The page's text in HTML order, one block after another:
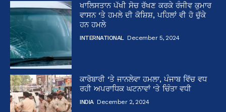
ਖਾਲਿਸਤਾਨ ਪੱਖੀ ਸੋਚ ਰੱਖਣ ਕਰਕੇ ਰੰਜੀਵ ਕੁਮਾਰ
ਵਾਸਨ ‘ਤੇ ਹਮਲੇ ਦੀ ਕੋਸ਼ਿਸ਼, ਪਹਿਲਾਂ ਵੀ ਹੋ ਚੁੱਕੇ
ਹਨ ਹਮਲੇ
INTERNATIONAL December 5, 2024
ਕਾਰੋਬਾਰੀ ‘ਤੇ ਜਾਨਲੇਵਾ ਹਮਲਾ, ਪੰਜਾਬ ਵਿੱਚ ਵਧ
ਰਹੀ ਅਪਰਾਧਿਕ ਘਟਨਾਵਾਂ ‘ਤੇ ਚਿੰਤਾ ਵਧੀ
INDIA December 2, 2024